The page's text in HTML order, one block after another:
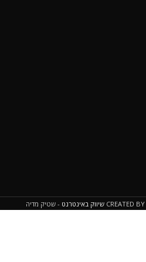
CREATED BY שיווק באינטרנט - שטיק מדיה